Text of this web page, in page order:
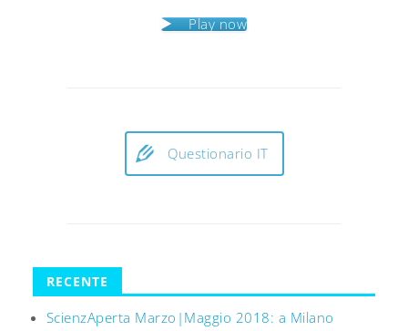
Play now
Questionario IT
RECENTE
ScienzAperta Marzo|Maggio 2018: a Milano